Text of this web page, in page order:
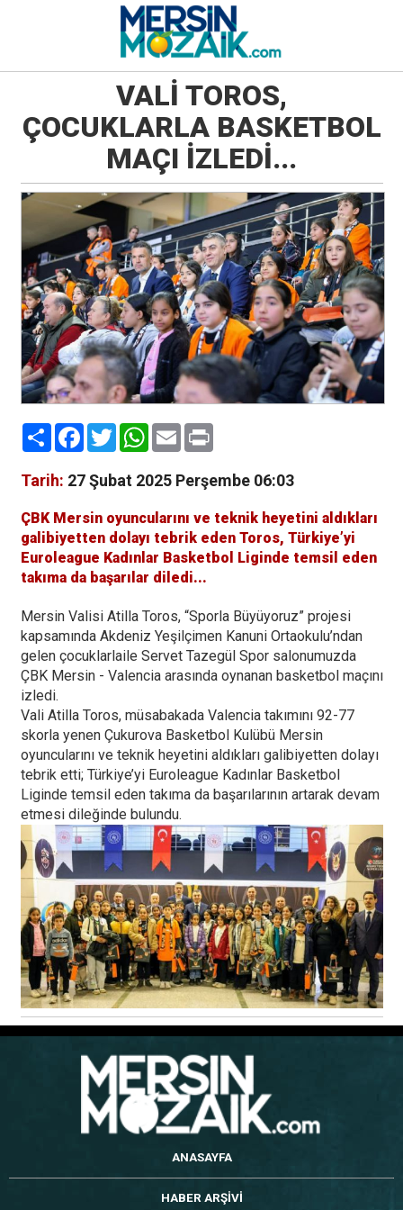
VALİ TOROS,
ÇOCUKLARLA BASKETBOL
MAÇI İZLEDİ...
PaylaşFacebook
TwitterWhatsApp
EmailPrint
Tarih: 27 Şubat 2025 Perşembe 06:03
ÇBK Mersin oyuncularını ve teknik heyetini aldıkları
galibiyetten dolayı tebrik eden Toros, Türkiye’yi
Euroleague Kadınlar Basketbol Liginde temsil eden
takıma da başarılar diledi...
Mersin Valisi Atilla Toros, “Sporla Büyüyoruz” projesi
kapsamında Akdeniz Yeşilçimen Kanuni Ortaokulu’ndan
gelen çocuklarlaile Servet Tazegül Spor salonumuzda
ÇBK Mersin - Valencia arasında oynanan basketbol maçını
izledi.
Vali Atilla Toros, müsabakada Valencia takımını 92-77
skorla yenen Çukurova Basketbol Kulübü Mersin
oyuncularını ve teknik heyetini aldıkları galibiyetten dolayı
tebrik etti; Türkiye’yi Euroleague Kadınlar Basketbol
Liginde temsil eden takıma da başarılarının artarak devam
etmesi dileğinde bulundu.
ANASAYFA
HABER ARŞİVİ